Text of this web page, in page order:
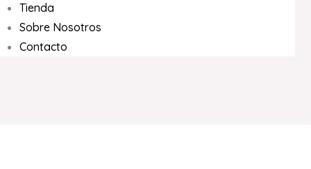
Tienda
Sobre Nosotros
Contacto